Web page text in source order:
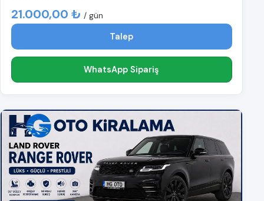
21.000,00 ₺ / gün
Talep
WhatsApp Sipariş